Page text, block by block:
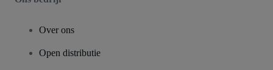
Over ons
Open distributie